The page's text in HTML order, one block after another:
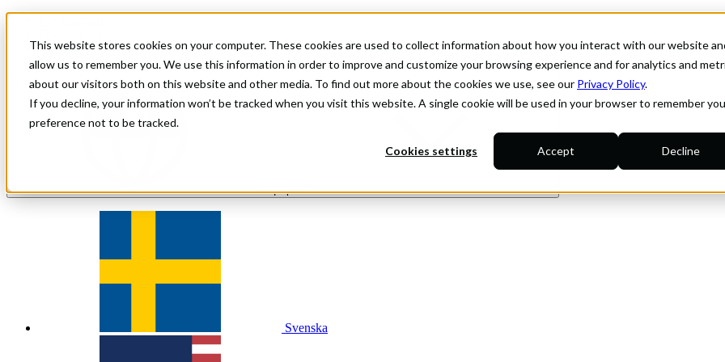
This website stores cookies on your computer. These cookies are used to collect information about how you interact with our website
allow us to remember you. We use this information in order to improve and customize your browsing experience and for analytics and
about our visitors both on this website and other media. To find out more about the cookies we use, see our Privacy Policy.
If you decline, your information won’t be tracked when you visit this website. A single cookie will be used in your browser to remember
preference not to be tracked.
Cookies settings Accept Decline
Investor Relations
sv | Språk
Svenska